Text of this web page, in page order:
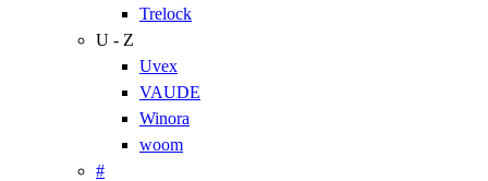
Trelock
U - Z
Uvex
VAUDE
Winora
woom
#